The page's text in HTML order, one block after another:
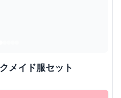
メイド服セット